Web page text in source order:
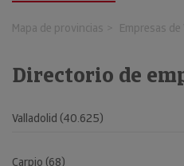
Mapa de provincias Empresas de
Directorio de